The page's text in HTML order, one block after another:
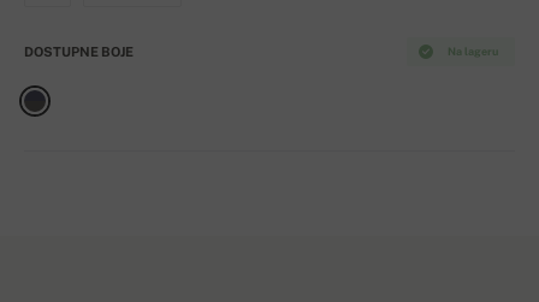
Na lageru
DOSTUPNE BOJE